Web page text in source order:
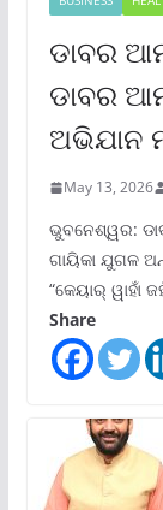
ଡାବର
ଡାବର
ଅଭିଯାନ
May 13, 2026
ଭୁବନେଶ୍ୱର:
ଗାୟିକା ଯୁଗଳ
“କେୟାର୍ ୱାହାଁ
Share